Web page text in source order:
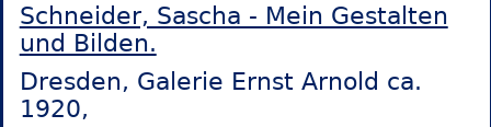
Schneider, Sascha - Mein Gestalten
und Bilden.
Dresden, Galerie Ernst Arnold ca.
1920,